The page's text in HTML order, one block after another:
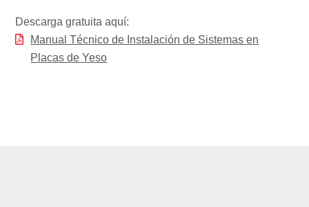
Descarga gratuita aquí:
Manual Técnico de Instalación de Sistemas en
Placas de Yeso